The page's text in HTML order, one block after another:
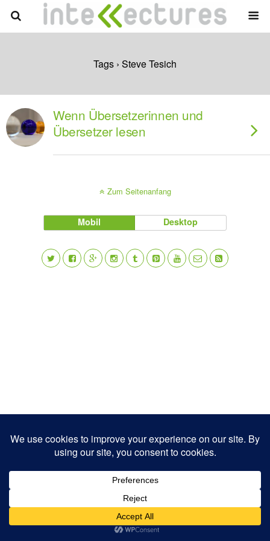
Tags › Steve Tesich
Wenn Übersetzerinnen und
Übersetzer lesen
Zum Seitenanfang
Mobil Desktop